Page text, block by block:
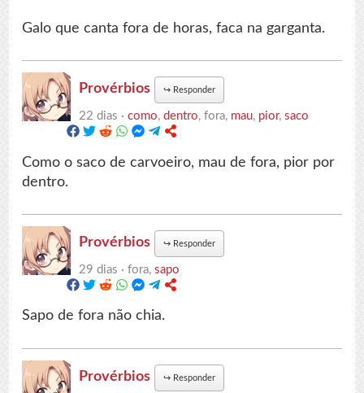
Galo que canta fora de horas, faca na garganta.
Provérbios ↪ Responder
22 dias ·como,dentro, fora, mau, pior,saco
Como o saco de carvoeiro, mau de fora, pior por
dentro.
Provérbios ↪ Responder
29 dias ·fora,sapo
Sapo de fora não chia.
Provérbios ↪ Responder